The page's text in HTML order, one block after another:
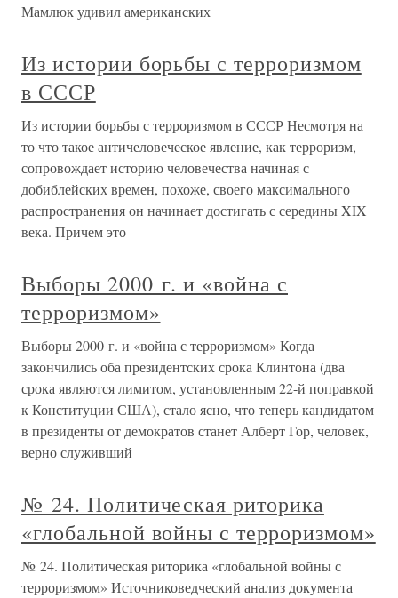
Мамлюк удивил американских
Из истории борьбы с терроризмом
в СССР
Из истории борьбы с терроризмом в СССР Несмотря на
то что такое античеловеческое явление, как терроризм,
сопровождает историю человечества начиная с
добиблейских времен, похоже, своего максимального
распространения он начинает достигать с середины XIX
века. Причем это
Выборы 2000 г. и «война с
терроризмом»
Выборы 2000 г. и «война с терроризмом» Когда
закончились оба президентских срока Клинтона (два
срока являются лимитом, установленным 22-й поправкой
к Конституции США), стало ясно, что теперь кандидатом
в президенты от демократов станет Алберт Гор, человек,
верно служивший
№ 24. Политическая риторика
«глобальной войны с терроризмом»
№ 24. Политическая риторика «глобальной войны с
терроризмом» Источниковедческий анализ документа